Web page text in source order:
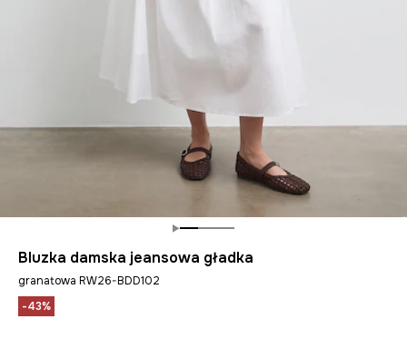
Bluzka damska jeansowa gładka
granatowa RW26-BDD102
-43%